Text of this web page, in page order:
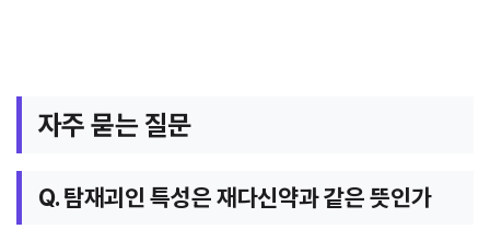
자주 묻는 질문
Q. 탐재괴인 특성은 재다신약과 같은 뜻인가